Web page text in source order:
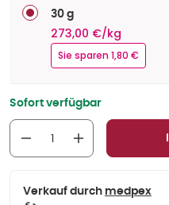
30 g
273,00 €/kg
Sie sparen 1,80 €
Sofort verfügbar
Verkauf durch medpex